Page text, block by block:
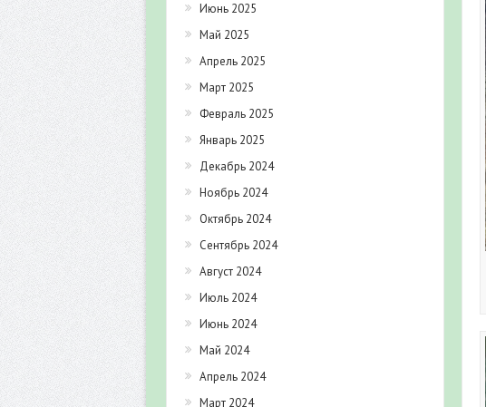
Июнь 2025
Май 2025
Апрель 2025
Март 2025
Февраль 2025
Январь 2025
Декабрь 2024
Ноябрь 2024
Октябрь 2024
Сентябрь 2024
Август 2024
Июль 2024
Июнь 2024
Май 2024
Апрель 2024
Март 2024